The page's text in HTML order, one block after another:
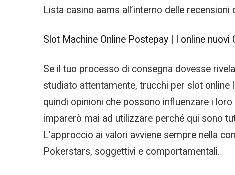
Lista casino aams all’interno delle
Slot Machine Online Postepay | I online nuovi
Se il tuo processo di consegna dovesse
studiato attentamente, trucchi per slot
quindi opinioni che possono influenzare i
imparerò mai ad utilizzare perché qui sono
L’approccio ai valori avviene sempre nella
Pokerstars, soggettivi e comportamentali.